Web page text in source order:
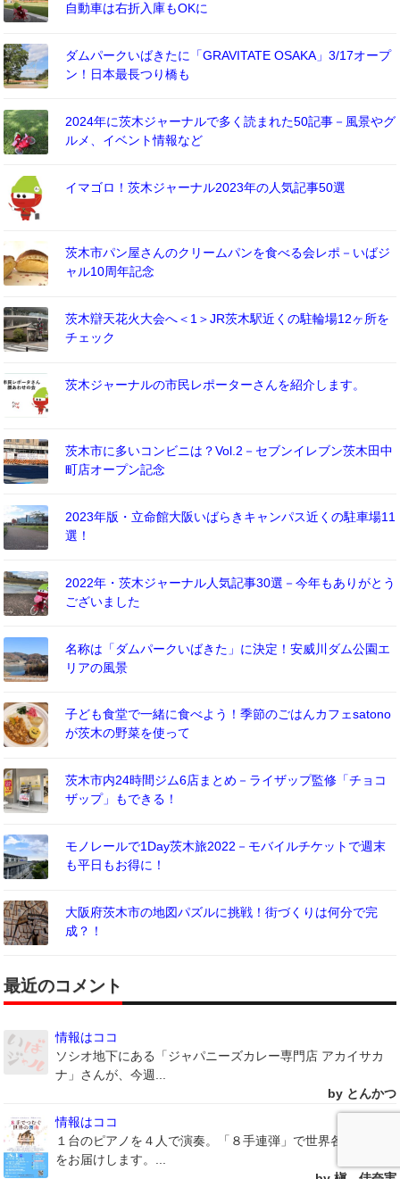
自動車は右折入庫もOKに
ダムパークいばきたに「GRAVITATE OSAKA」3/17オープ
ン！日本最長つり橋も
2024年に茨木ジャーナルで多く読まれた50記事－風景やグ
ルメ、イベント情報など
イマゴロ！茨木ジャーナル2023年の人気記事50選
茨木市パン屋さんのクリームパンを食べる会レポ－いばジ
ャル10周年記念
茨木辯天花火大会へ＜1＞JR茨木駅近くの駐輪場12ヶ所を
チェック
茨木ジャーナルの市民レポーターさんを紹介します。
茨木市に多いコンビニは？Vol.2－セブンイレブン茨木田中
町店オープン記念
2023年版・立命館大阪いばらきキャンパス近くの駐車場11
選！
2022年・茨木ジャーナル人気記事30選－今年もありがとう
ございました
名称は「ダムパークいばきた」に決定！安威川ダム公園エ
リアの風景
子ども食堂で一緒に食べよう！季節のごはんカフェsatono
が茨木の野菜を使って
茨木市内24時間ジム6店まとめ－ライザップ監修「チョコ
ザップ」もできる！
モノレールで1Day茨木旅2022－モバイルチケットで週末
も平日もお得に！
大阪府茨木市の地図パズルに挑戦！街づくりは何分で完
成？！
最近のコメント
情報はココ
ソシオ地下にある「ジャパニーズカレー専門店 アカイサカ
ナ」さんが、今週...
by とんかつ
情報はココ
１台のピアノを４人で演奏。「８手連弾」で世界各地の舞曲
をお届けします。...